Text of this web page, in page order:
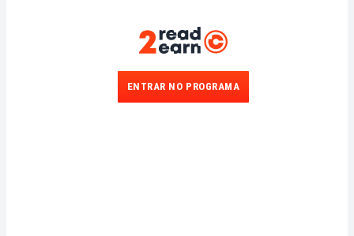
ENTRAR NO PROGRAMA